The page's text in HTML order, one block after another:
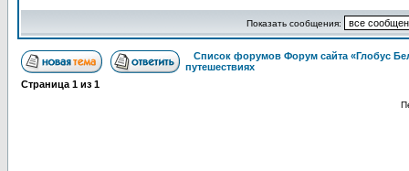
Показать сообщения:
Список форумов Форум сайта «Глобус
путешествиях
Страница 1 из 1